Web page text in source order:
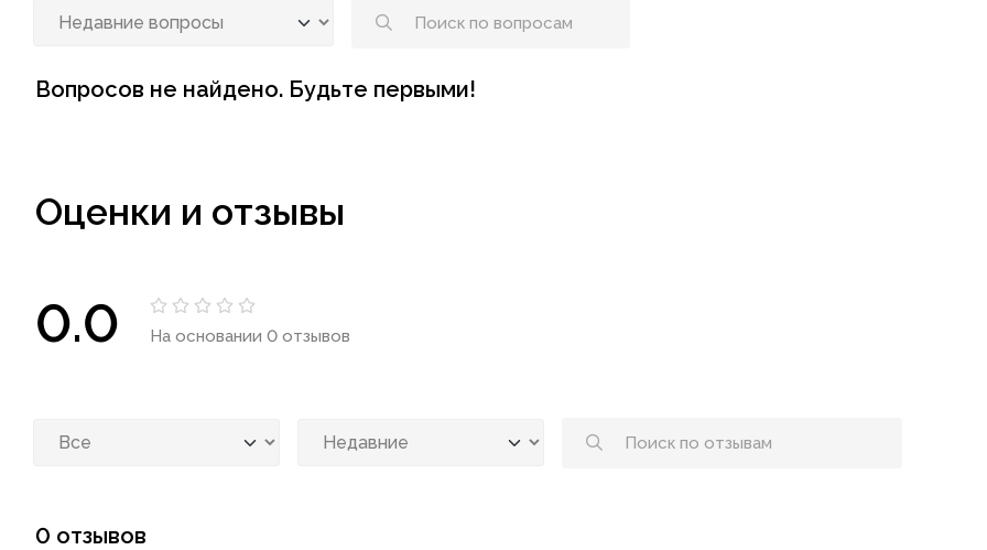
Вопросов не найдено. Будьте первыми!
Оценки и отзывы
0.0 На основании 0 отзывов
0 отзывов